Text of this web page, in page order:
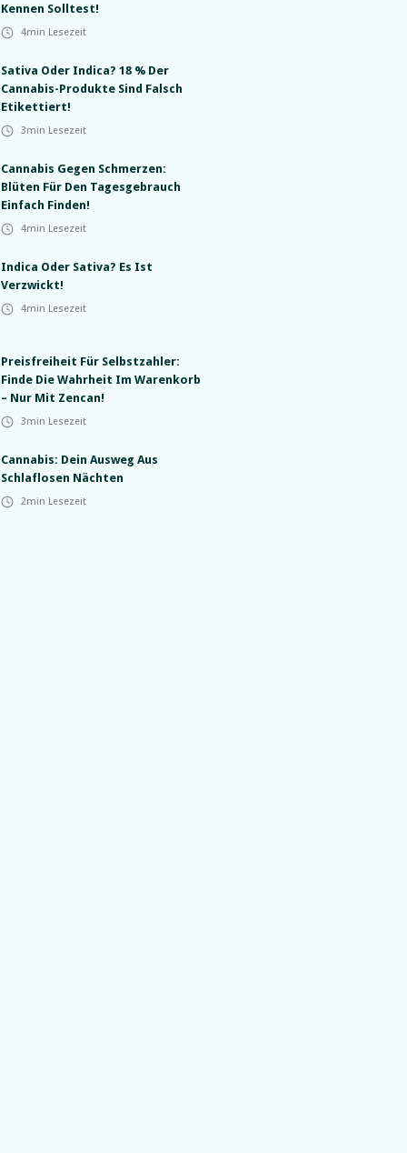
Kennen Solltest!
4min Lesezeit
Sativa Oder Indica? 18 % Der
Cannabis-Produkte Sind Falsch
Etikettiert!
3min Lesezeit
Cannabis Gegen Schmerzen:
Blüten Für Den Tagesgebrauch
Einfach Finden!
4min Lesezeit
Indica Oder Sativa? Es Ist
Verzwickt!
4min Lesezeit
Preisfreiheit Für Selbstzahler:
Finde Die Wahrheit Im Warenkorb
– Nur Mit Zencan!
3min Lesezeit
Cannabis: Dein Ausweg Aus
Schlaflosen Nächten
2min Lesezeit